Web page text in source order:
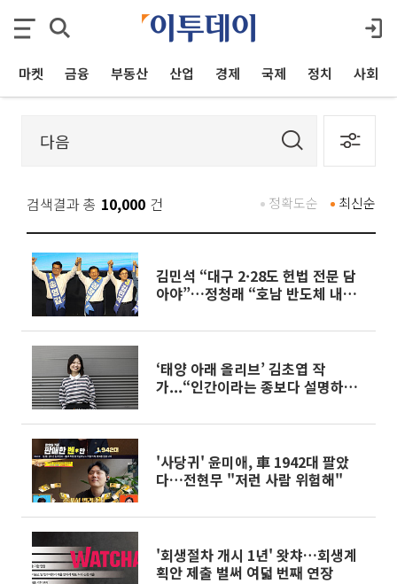
마켓 금융 부동산 산업 경제 국제 정치 사회
검색결과 총 10,000 건 최신순
정확도순
김민석 “대구 2·28도 헌법 전문 담
아야”…정청래 “호남 반도체 내가
‘태양 아래 올리브’ 김초엽 작
가...“인간이라는 종보다 설명하기
화人터뷰]
'사당귀' 윤미애, 車 1942대 팔았
다…전현무 "저런 사람 위험해"
'회생절차 개시 1년' 왓챠…회생계
획안 제출 벌써 여덟 번째 연장